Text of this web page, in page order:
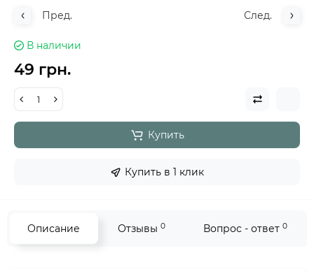
Пред. След.
В наличии
49 грн.
Купить
Купить в 1 клик
Описание Отзывы 0 Вопрос - ответ 0